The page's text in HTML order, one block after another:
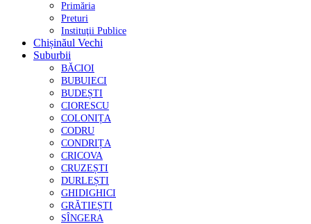
Primăria
Preturi
Instituţii Publice
Chișinăul Vechi
Suburbii
BĂCIOI
BUBUIECI
BUDEȘTI
CIORESCU
COLONIȚA
CODRU
CONDRIȚA
CRICOVA
CRUZEȘTI
DURLEȘTI
GHIDIGHICI
GRĂTIEȘTI
SÎNGERA